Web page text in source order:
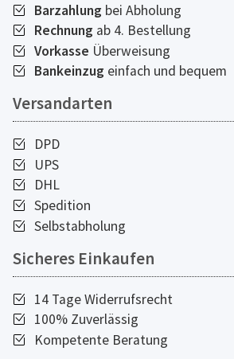
Barzahlung bei Abholung
Rechnung ab 4. Bestellung
Vorkasse Überweisung
Bankeinzug einfach und bequem
Versandarten
DPD
UPS
DHL
Spedition
Selbstabholung
Sicheres Einkaufen
14 Tage Widerrufsrecht
100% Zuverlässig
Kompetente Beratung